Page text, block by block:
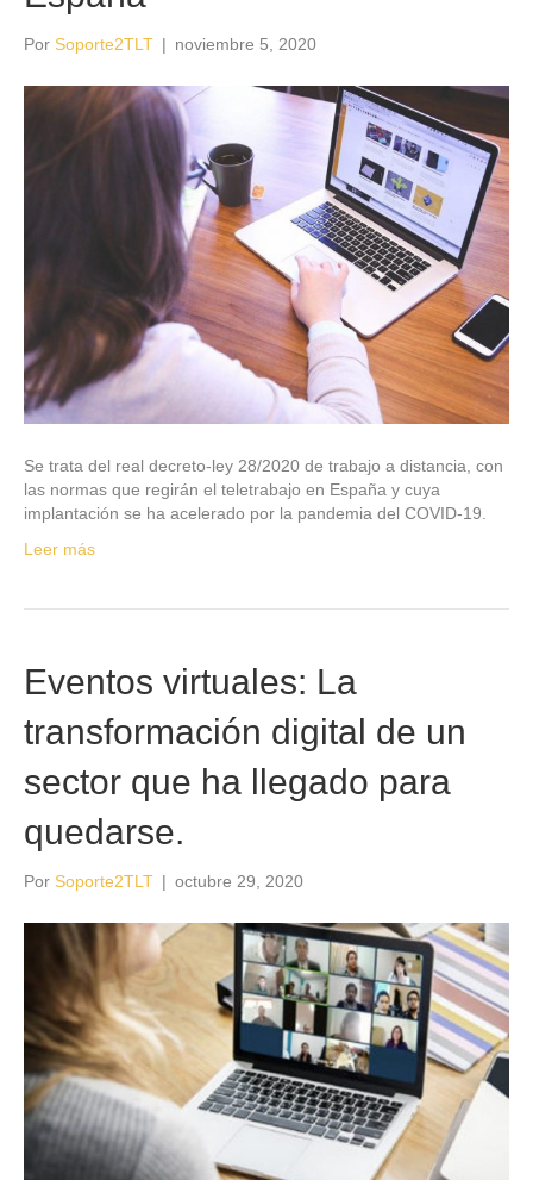
Por Soporte2TLT | noviembre 5, 2020
Se trata del real decreto-ley 28/2020 de trabajo a distancia, con
las normas que regirán el teletrabajo en España y cuya
implantación se ha acelerado por la pandemia del COVID-19.
Leer más
Eventos virtuales: La
transformación digital de un
sector que ha llegado para
quedarse.
Por Soporte2TLT | octubre 29, 2020